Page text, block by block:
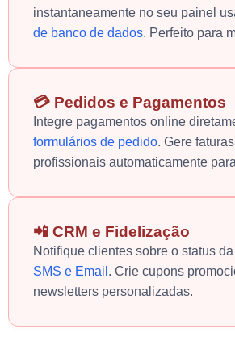
instantaneamente no seu painel
de banco de dados. Perfeito para
💳 Pedidos e Pagamentos
Integre pagamentos online
formulários de pedido. Gere
profissionais automaticamente
📲 CRM e Fidelização
Notifique clientes sobre o status
SMS e Email . Crie cupons
newsletters personalizadas.